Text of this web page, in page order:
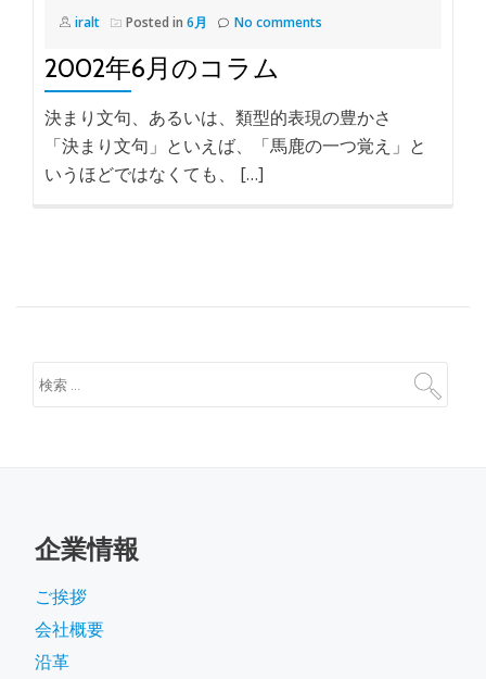
iralt Posted in 6月 No comments
2002年6月のコラム
決まり文句、あるいは、類型的表現の豊かさ
「決まり文句」といえば、「馬鹿の一つ覚え」と
いうほどではなくても、 […]
企業情報
ご挨拶
会社概要
沿革